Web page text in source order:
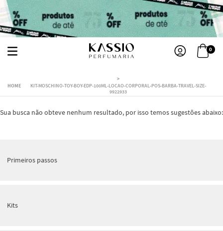
0
KIT-MOSCHINO-TOY-BOY-EDP-100ML-LOCAO-CORPORAL-POS-BARBA-TRAVEL-SIZE-
9922933
Sua busca não obteve nenhum resultado, por isso temos sugestões abaixo:
Primeiros passos
Kits